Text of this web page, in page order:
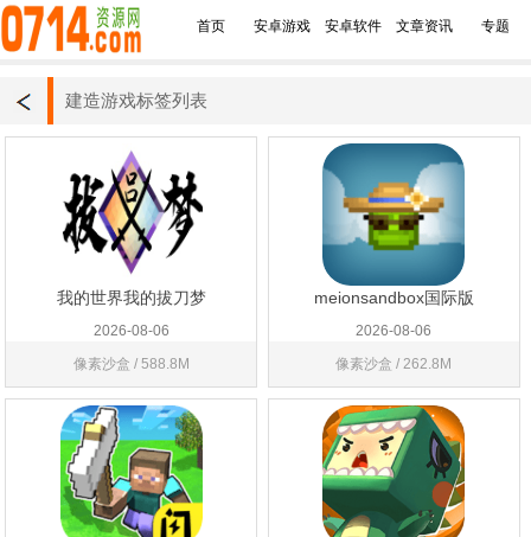
首页 安卓游戏 安卓软件 文章资讯 专题
建造游戏标签列表
我的世界我的拔刀梦
2026-08-06
像素沙盒 / 588.8M
meionsandbox国际版
2026-08-06
像素沙盒 / 262.8M